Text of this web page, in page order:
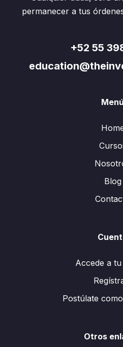
permanecer a tus
+52 55
Menú
Blog
Accede a
Postúlate
Otros